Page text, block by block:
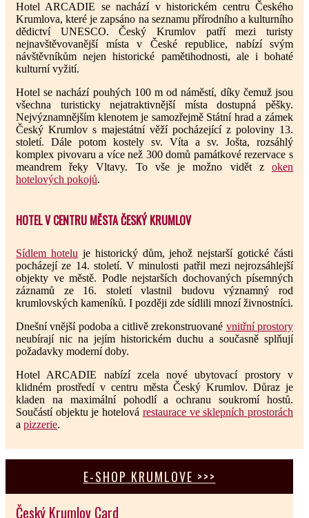
Hotel ARCADIE se nachází v historickém centru Českého
Krumlova, které je zapsáno na seznamu přírodního a kulturního
dědictví UNESCO. Český Krumlov patří mezi turisty
nejnavštěvovanější místa v České republice, nabízí svým
návštěvníkům nejen historické pamětihodnosti, ale i bohaté
kulturní vyžití.
Hotel se nachází pouhých 100 m od náměstí, díky čemuž jsou
všechna turisticky nejatraktivnější místa dostupná pěšky.
Nejvýznamnějším klenotem je samozřejmě Státní hrad a zámek
Český Krumlov s majestátní věží pocházející z poloviny 13.
století. Dále potom kostely sv. Víta a sv. Jošta, rozsáhlý
komplex pivovaru a více než 300 domů památkové rezervace s
meandrem řeky Vltavy. To vše je možno vidět z oken
hotelových pokojů.
HOTEL V CENTRU MĚSTA ČESKÝ KRUMLOV
Sídlem hotelu je historický dům, jehož nejstarší gotické části
pocházejí ze 14. století. V minulosti patřil mezi nejrozsáhlejší
objekty ve městě. Podle nejstarších dochovaných písemných
záznamů ze 16. století vlastnil budovu významný rod
krumlovských kameníků. I později zde sídlili mnozí živnostníci.
Dnešní vnější podoba a citlivě zrekonstruované vnitřní prostory
neubírají nic na jejím historickém duchu a současně splňují
požadavky moderní doby.
Hotel ARCADIE nabízí zcela nové ubytovací prostory v
klidném prostředí v centru města Český Krumlov. Důraz je
kladen na maximální pohodlí a ochranu soukromí hostů.
Součástí objektu je hotelová restaurace ve sklepních prostorách
a pizzerie.
E-SHOP KRUMLOVE >>>
Český Krumlov Card